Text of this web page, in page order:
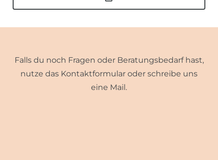
Falls du noch Fragen oder Beratungsbedarf hast,
nutze das Kontaktformular oder schreibe uns
eine Mail.